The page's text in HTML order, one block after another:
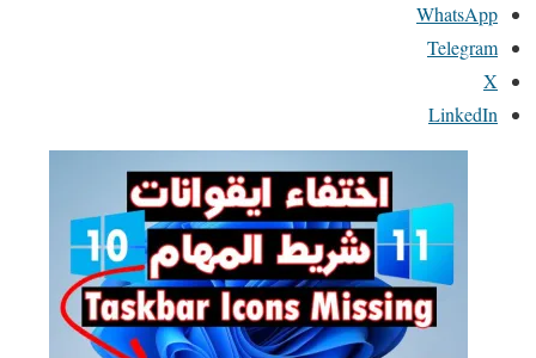
WhatsApp
Telegram
X
LinkedIn